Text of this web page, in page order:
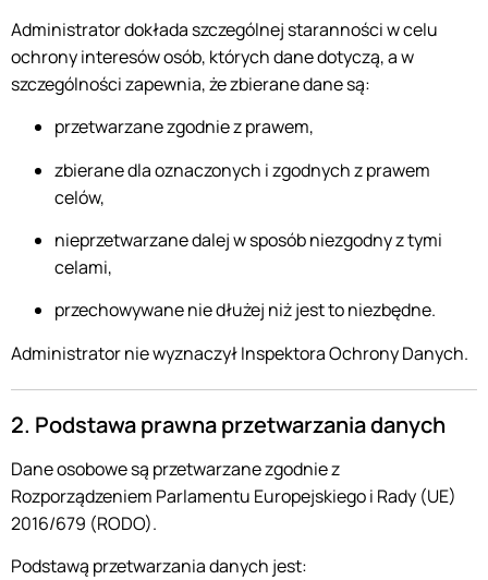
Administrator dokłada szczególnej staranności w celu
ochrony interesów osób, których dane dotyczą, a w
szczególności zapewnia, że zbierane dane są:
przetwarzane zgodnie z prawem,
zbierane dla oznaczonych i zgodnych z prawem
celów,
nieprzetwarzane dalej w sposób niezgodny z tymi
celami,
przechowywane nie dłużej niż jest to niezbędne.
Administrator nie wyznaczył Inspektora Ochrony Danych.
2. Podstawa prawna przetwarzania danych
Dane osobowe są przetwarzane zgodnie z
Rozporządzeniem Parlamentu Europejskiego i Rady (UE)
2016/679 (RODO).
Podstawą przetwarzania danych jest: